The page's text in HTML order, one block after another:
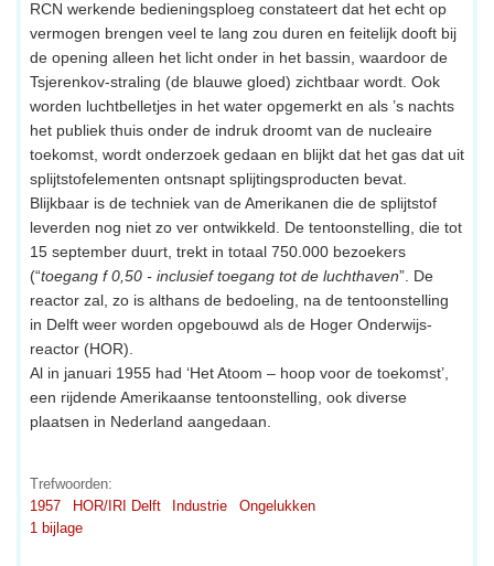
RCN werkende bedieningsploeg constateert dat het echt op
vermogen brengen veel te lang zou duren en feitelijk dooft bij
de opening alleen het licht onder in het bassin, waardoor de
Tsjerenkov-straling (de blauwe gloed) zichtbaar wordt. Ook
worden luchtbelletjes in het water opgemerkt en als ’s nachts
het publiek thuis onder de indruk droomt van de nucleaire
toekomst, wordt onderzoek gedaan en blijkt dat het gas dat uit
splijtstofelementen ontsnapt splijtingsproducten bevat.
Blijkbaar is de techniek van de Amerikanen die de splijtstof
leverden nog niet zo ver ontwikkeld. De tentoonstelling, die tot
15 september duurt, trekt in totaal 750.000 bezoekers
(“toegang f 0,50 - inclusief toegang tot de luchthaven”. De
reactor zal, zo is althans de bedoeling, na de tentoonstelling
in Delft weer worden opgebouwd als de Hoger Onderwijs-
reactor (HOR).
Al in januari 1955 had ‘Het Atoom – hoop voor de toekomst’,
een rijdende Amerikaanse tentoonstelling, ook diverse
plaatsen in Nederland aangedaan.
Trefwoorden:
1957
HOR/IRI Delft Industrie
Ongelukken
1 bijlage